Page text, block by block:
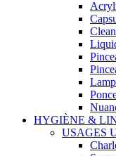
HYGIÈNE &
USAGES